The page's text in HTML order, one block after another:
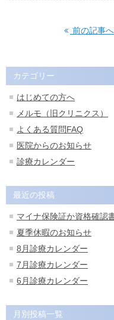
前の記事へ
カテゴリー
はじめての方へ
メルモ（旧クリニクス）
よくある質問FAQ
医院からのお知らせ
診療カレンダー
最近の投稿
マイナ保険証か資格確認
夏季休暇のお知らせ
8月診療カレンダー
7月診療カレンダー
6月診療カレンダー
月別投稿一覧